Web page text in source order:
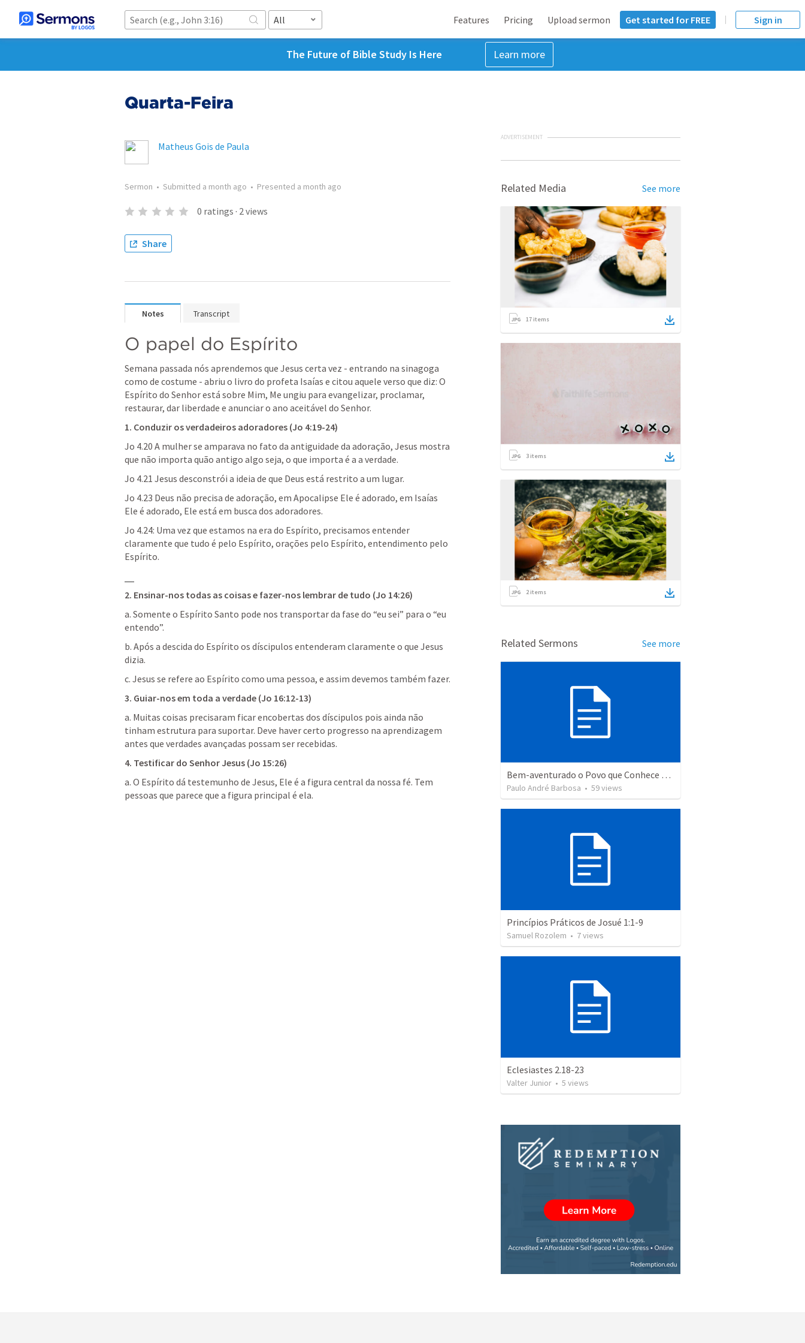
All Features Pricing Upload sermon Get started for FREE Sign in
The Future of Bible Study Is Here Learn more
Quarta-Feira
Matheus Gois de Paula
Sermon • Submitted a month ago • Presented a month ago
0 ratings · 2views
Share
Notes Transcript
O papel do Espírito
Semana passada nós aprendemos que Jesus certa vez - entrando na sinagoga
como de costume - abriu o livro do profeta Isaías e citou aquele verso que diz: O
Espírito do Senhor está sobre Mim, Me ungiu para evangelizar, proclamar,
restaurar, dar liberdade e anunciar o ano aceitável do Senhor.
1. Conduzir os verdadeiros adoradores (Jo 4:19-24)
Jo 4.20 A mulher se amparava no fato da antiguidade da adoração, Jesus mostra
que não importa quão antigo algo seja, o que importa é a a verdade.
Jo 4.21 Jesus desconstrói a ideia de que Deus está restrito a um lugar.
Jo 4.23 Deus não precisa de adoração, em Apocalipse Ele é adorado, em Isaías
Ele é adorado, Ele está em busca dos adoradores.
Jo 4.24: Uma vez que estamos na era do Espírito, precisamos entender
claramente que tudo é pelo Espírito, orações pelo Espírito, entendimento pelo
Espírito.
2. Ensinar-nos todas as coisas e fazer-nos lembrar de tudo (Jo 14:26)
a. Somente o Espírito Santo pode nos transportar da fase do “eu sei” para o “eu
entendo”.
b. Após a descida do Espírito os díscipulos entenderam claramente o que Jesus
dizia.
c. Jesus se refere ao Espírito como uma pessoa, e assim devemos também fazer.
3. Guiar-nos em toda a verdade (Jo 16:12-13)
a. Muitas coisas precisaram ficar encobertas dos díscipulos pois ainda não
tinham estrutura para suportar. Deve haver certo progresso na aprendizagem
antes que verdades avançadas possam ser recebidas.
4. Testificar do Senhor Jesus (Jo 15:26)
a. O Espírito dá testemunho de Jesus, Ele é a figura central da nossa fé. Tem
pessoas que parece que a figura principal é ela.
ADVERTISEMENT
Related Media See more
17 items
3 items
2items
Related Sermons See more
Bem-aventurado o Povo que Conhece o Som Festivo Salmo 89:15
Paulo André Barbosa • 59views
Princípios Práticos de Josué 1:1-9
Samuel Rozolem • 7views
Eclesiastes 2.18-23
Valter Junior • 5 views